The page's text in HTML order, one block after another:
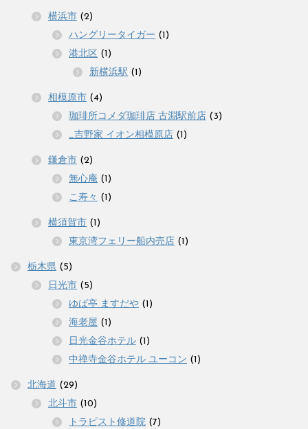
横浜市 (2)
ハングリータイガー (1)
港北区 (1)
新横浜駅 (1)
相模原市 (4)
珈琲所コメダ珈琲店 古淵駅前店 (3)
_吉野家 イオン相模原店 (1)
鎌倉市 (2)
無心庵 (1)
こ寿々 (1)
横須賀市 (1)
東京湾フェリー船内売店 (1)
栃木県 (5)
日光市 (5)
ゆば亭 ますだや (1)
海老屋 (1)
日光金谷ホテル (1)
中禅寺金谷ホテル ユーコン (1)
北海道 (29)
北斗市 (10)
トラピスト修道院 (7)